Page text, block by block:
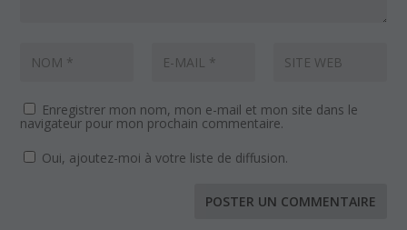
Enregistrer mon nom, mon e-mail et mon site dans le
navigateur pour mon prochain commentaire.
Oui, ajoutez-moi à votre liste de diffusion.